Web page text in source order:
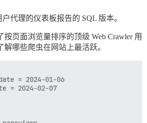
户代理的仪表板报告的 SQL 版本。
按页面浏览量排序的顶级 Web Crawler 用
解哪些爬虫在网站上最活跃。
= 2024-01-06
= 2024-02-07